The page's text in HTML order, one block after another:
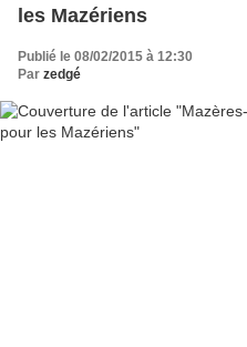
les Mazériens
Publié le 08/02/2015 à 12:30
Par zedgé